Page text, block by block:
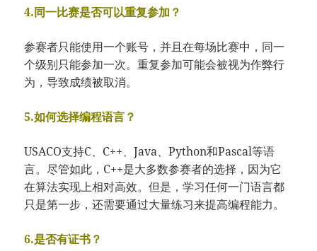
4.同一比赛是否可以重复参加？
参赛者只能使用一个账号，并且在每场比赛中，同一
个级别只能参加一次。重复参加可能会被视为作弊行
为，导致成绩被取消。
5.如何选择编程语言？
USACO支持C、C++、Java、Python和Pascal等语
言。尽管如此，C++是大多数参赛者的选择，因为它
在算法实现上相对高效。但是，学习任何一门语言都
只是第一步，还需要通过大量练习来提高编程能力。
6.是否有证书？